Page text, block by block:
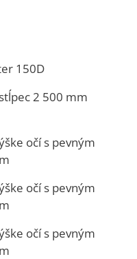
150D
2 500 mm
očí s pevným
očí s pevným
očí s pevným